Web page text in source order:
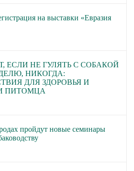
на выставки «Евразия
ЕСЛИ НЕ ГУЛЯТЬ С СОБАКОЙ
НИКОГДА:
ДЛЯ ЗДОРОВЬЯ И
ПИТОМЦА
пройдут новые семинары